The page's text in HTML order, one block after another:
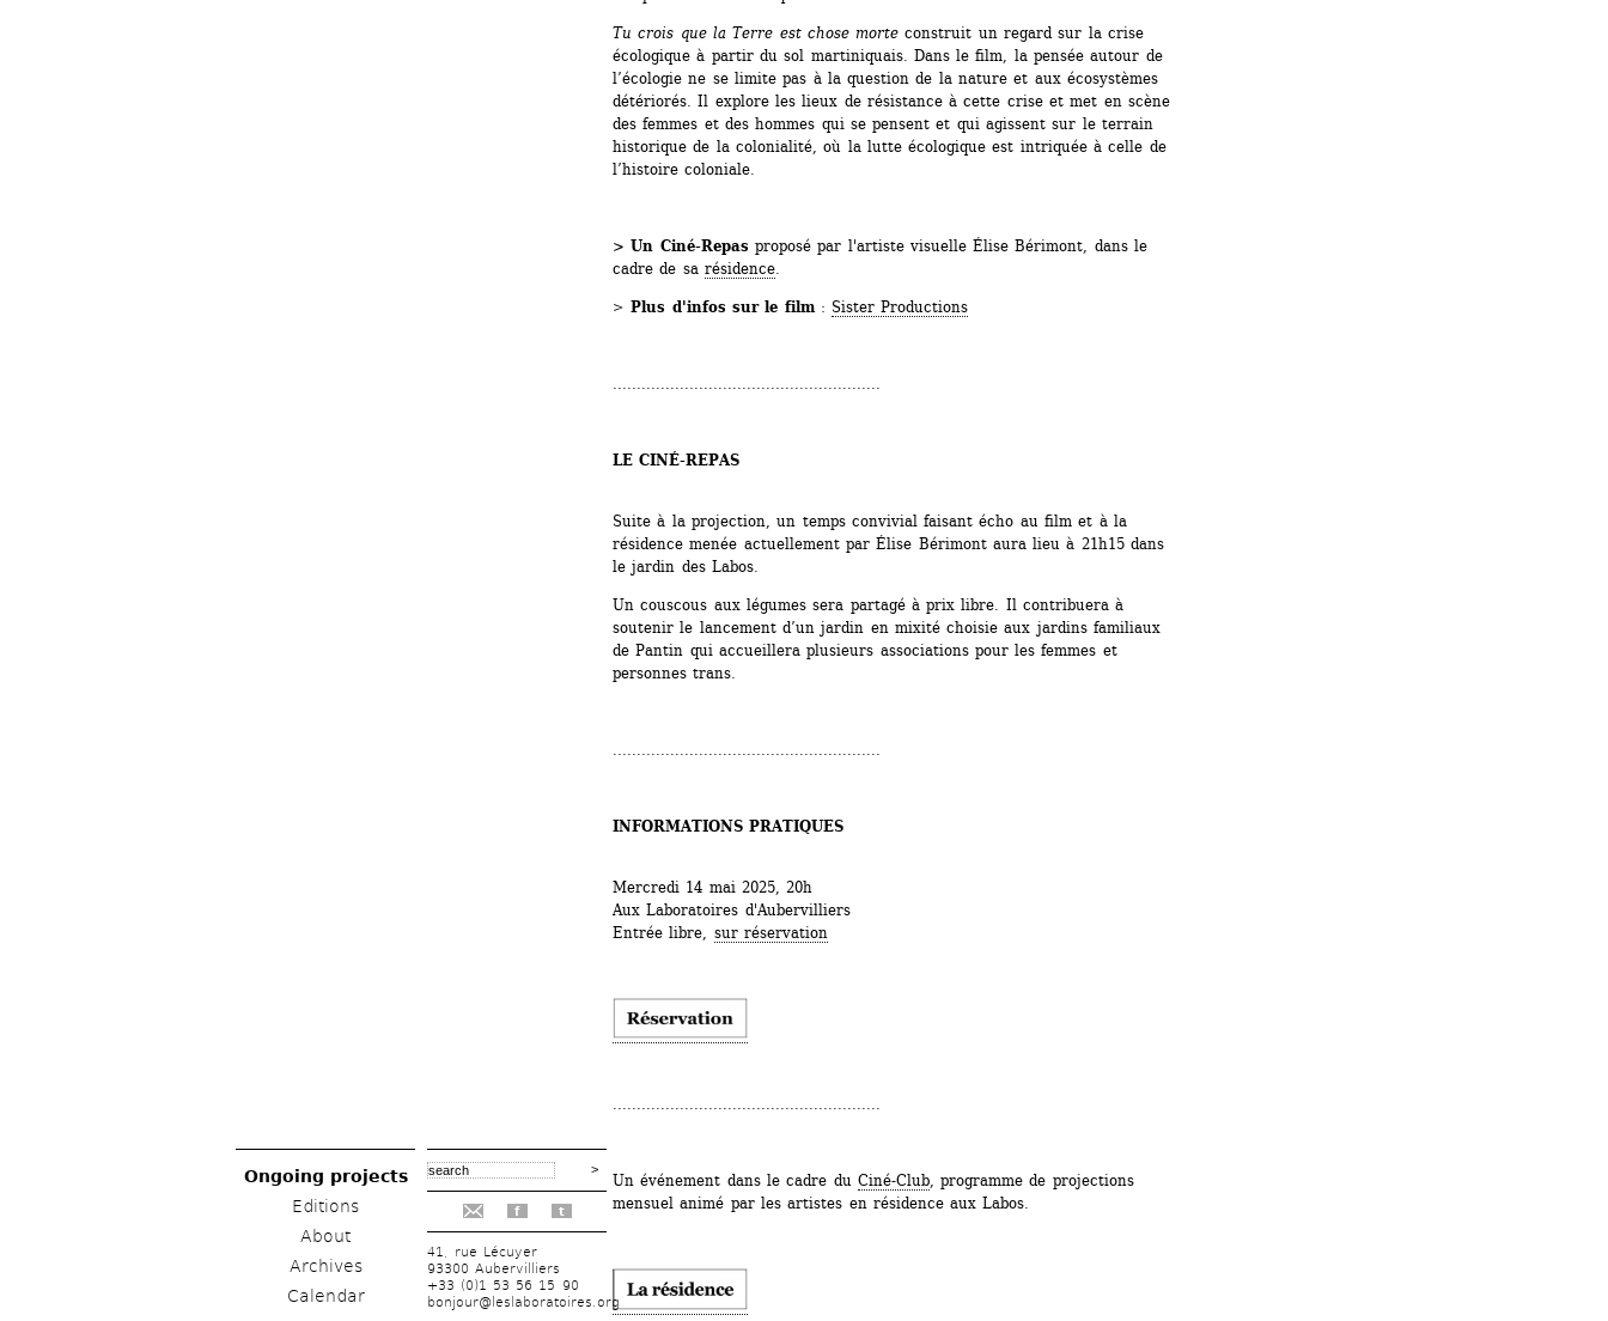
Ongoing projects
Editions
About
Archives
Calendar
f t
41, rue Lécuyer
93300 Aubervilliers
+33 (0)1 53 56 15 90
bonjour@leslaboratoires.org
Tu crois que la Terre est chose morte construit un regard sur la crise
écologique à partir du sol martiniquais. Dans le film, la pensée autour de
l’écologie ne se limite pas à la question de la nature et aux écosystèmes
détériorés. Il explore les lieux de résistance à cette crise et met en scène
des femmes et des hommes qui se pensent et qui agissent sur le terrain
historique de la colonialité, où la lutte écologique est intriquée à celle de
l’histoire coloniale.
> Un Ciné-Repas proposé par l'artiste visuelle Élise Bérimont, dans le
cadre de sa résidence.
> Plus d'infos sur le film: Sister Productions
LE CINÉ-REPAS
Suite à la projection, un temps convivial faisant écho au film et à la
résidence menée actuellement par Élise Bérimont aura lieu à 21h15 dans
le jardin des Labos.
Un couscous aux légumes sera partagé à prix libre. Il contribuera à
soutenir le lancement d’un jardin en mixité choisie aux jardins familiaux
de Pantin qui accueillera plusieurs associations pour les femmes et
personnes trans.
INFORMATIONS PRATIQUES
Mercredi 14 mai 2025, 20h
Aux Laboratoires d'Aubervilliers
Entrée libre, sur réservation
........................................................
Un événement dans le cadre du Ciné-Club, programme de projections
mensuel animé par les artistes en résidence aux Labos.